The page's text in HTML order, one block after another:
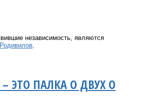
независимость, являются
ЭТО ПАЛКА О ДВУХ О